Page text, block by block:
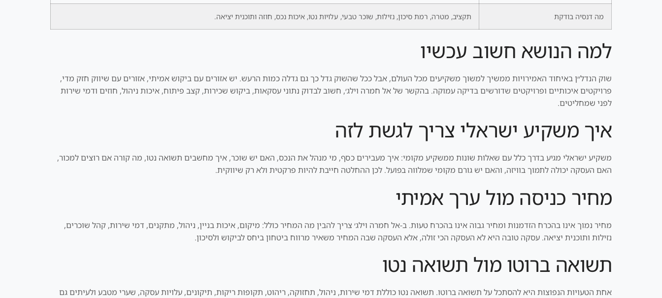
מה דנסיה בודקת תקציב, מטרה, רמת סיכון, נזילות, שוכר טבעי, עלויות נטו, איכות נכס, חוזה ותוכנית יציאה.
למה הנושא חשוב עכשיו
שוק הנדל״ן באיחוד האמירויות ממשיך למשוך משקיעים מכל העולם, אבל ככל שהשוק גדל כך גם גדלה כמות הרעש. יש אזורים עם ביקוש אמיתי, אזורים עם שיווק חזק מדי,
פרויקטים איכותיים ופרויקטים שדורשים בדיקה עמוקה. בהקשר של אל חמרה וילג׳, חשוב לבדוק נתוני עסקאות, ביקוש שכירות, קצב פיתוח, איכות ניהול, חוזים ודמי שירות
לפני שמחליטים.
איך משקיע ישראלי צריך לגשת לזה
משקיע ישראלי מגיע בדרך כלל עם שאלות שונות ממשקיע מקומי: איך מעבירים כסף, מי מנהל את הנכס, האם יש שוכר, איך מחשבים תשואה נטו, מה קורה אם רוצים למכור,
האם העסקה יכולה לתמוך בוויזה, והאם יש גורם מקומי שמלווה בפועל. לכן ההחלטה חייבת להיות פרקטית ולא רק שיווקית.
מחיר כניסה מול ערך אמיתי
מחיר נמוך אינו בהכרח הזדמנות ומחיר גבוה אינו בהכרח טעות. ב-אל חמרה וילג׳ צריך להבין מה המחיר כולל: מיקום, איכות בניין, ניהול, מתקנים, דמי שירות, קהל שוכרים,
נזילות ותוכנית יציאה. עסקה טובה היא לא העסקה הכי זולה, אלא העסקה שבה המחיר משאיר מרווח ביטחון ביחס לביקוש ולסיכון.
תשואה ברוטו מול תשואה נטו
אחת הטעויות הנפוצות היא להסתכל על תשואה ברוטו. תשואה נטו כוללת דמי שירות, ניהול, תחזוקה, ריהוט, תקופות ריקות, תיקונים, עלויות עסקה, שערי מטבע ולעיתים גם